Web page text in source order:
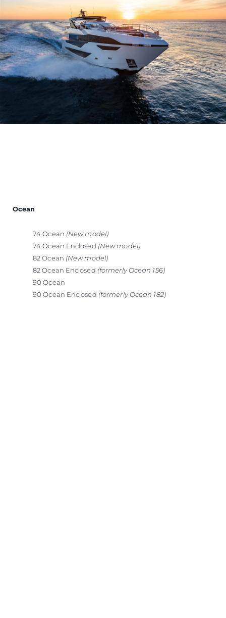
Ocean
74 Ocean (New model)
74 Ocean Enclosed (New model)
82 Ocean (New model)
82 Ocean Enclosed (formerly Ocean 156)
90 Ocean
90 Ocean Enclosed (formerly Ocean 182)